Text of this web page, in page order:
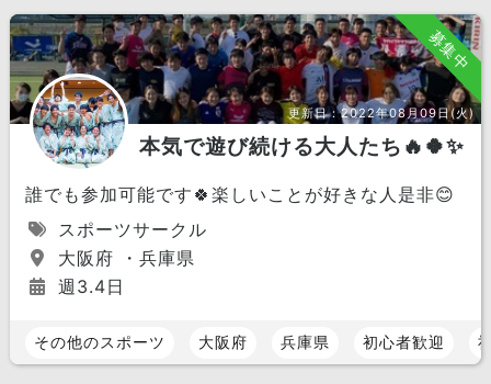
募集中
更新日：2022年08月09日(火)
本気で遊び続ける大人たち🔥🍀✨
誰でも参加可能です🍀楽しいことが好きな人是非😊
スポーツサークル
大阪府 ・兵庫県
週3.4日
その他のスポーツ 大阪府 兵庫県 初心者歓迎